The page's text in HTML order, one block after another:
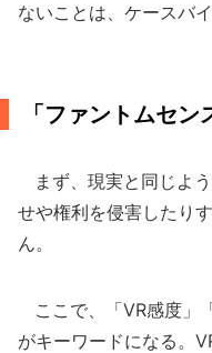
ないことは、ケースバ
「ファントムセ
まず、現実と同じよ
せや権利を侵害したり
ん。
ここで、「VR感度」
がキーワードになる。